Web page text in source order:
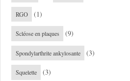
RGO (1)
Scléose en plaques (9)
Spondylarthrite ankylosante (3)
Squelette (3)